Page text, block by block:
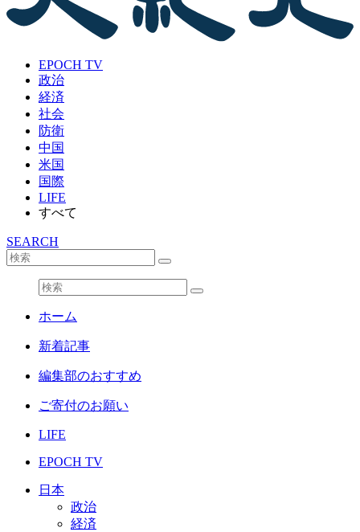
EPOCH TV
政治
経済
社会
防衛
中国
米国
国際
LIFE
すべて
SEARCH
ホーム
新着記事
編集部のおすすめ
ご寄付のお願い
LIFE
EPOCH TV
日本
政治
経済